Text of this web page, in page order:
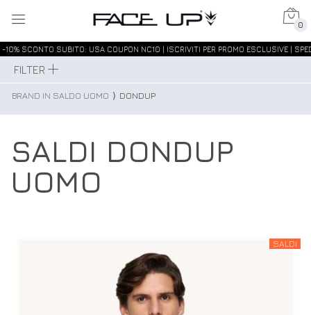
0
-10% SCONTO SUBITO: USA COUPON NC10 | ISCRIVITI PER PROMO ESCLUSIVE |
FILTER
BRAND IN SALDO UOMO ⟩ DONDUP
SALDI DONDUP
UOMO
SALDI